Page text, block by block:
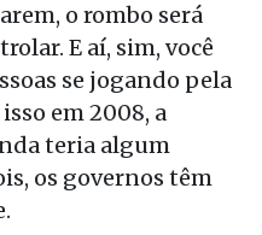
o rombo será
E aí, sim, você
se jogando pela
em 2008, a
teria algum
os governos têm